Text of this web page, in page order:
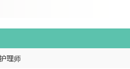
理师